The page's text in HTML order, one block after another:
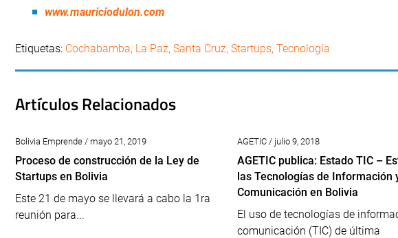
www.mauriciodulon.com
Etiquetas: Cochabamba, La Paz, Santa Cruz, Startups, Tecnología
Artículos Relacionados
Bolivia Emprende / mayo 21, 2019
Proceso de construcción de la Ley de
Startups en Bolivia
Este 21 de mayo se llevará a cabo la 1ra
reunión para...
AGETIC / julio 9, 2018
AGETIC publica: Estado TIC –
las Tecnologías de Información
Comunicación en Bolivia
El uso de tecnologías de
comunicación (TIC) de última